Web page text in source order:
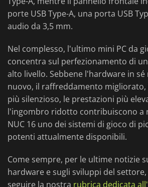
porte USB Type-A, una porta USB
audio da 3,5 mm.
Nel complesso, l'ultimo mini PC da
concentra sul perfezionamento di
alto livello. Sebbene l'hardware in
nuovo, il raffreddamento
più silenzioso, le prestazioni più
l'ingombro ridotto contribuiscono a
NUC 16 uno dei sistemi di gioco di
potenti attualmente disponibili.
Come sempre, per le ultime notizie
hardware e sugli sviluppi del
seguire la nostra rubrica dedicata